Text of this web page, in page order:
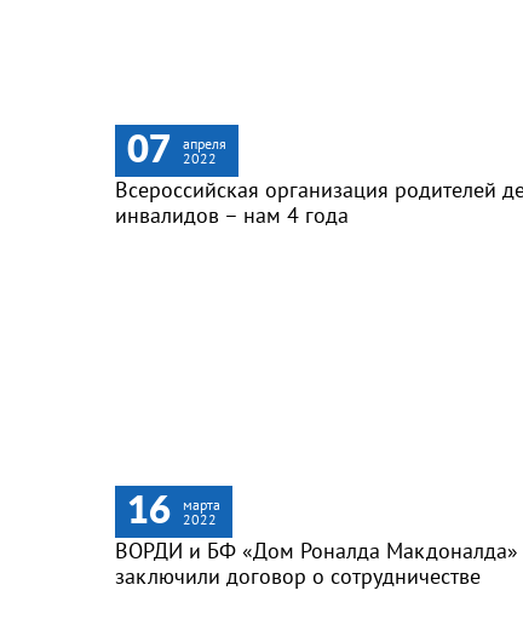
07
апреля
2022
Всероссийская организация родителей
инвалидов – нам 4 года
16
марта
2022
ВОРДИ и БФ «Дом Роналда Макдоналда»
заключили договор о сотрудничестве